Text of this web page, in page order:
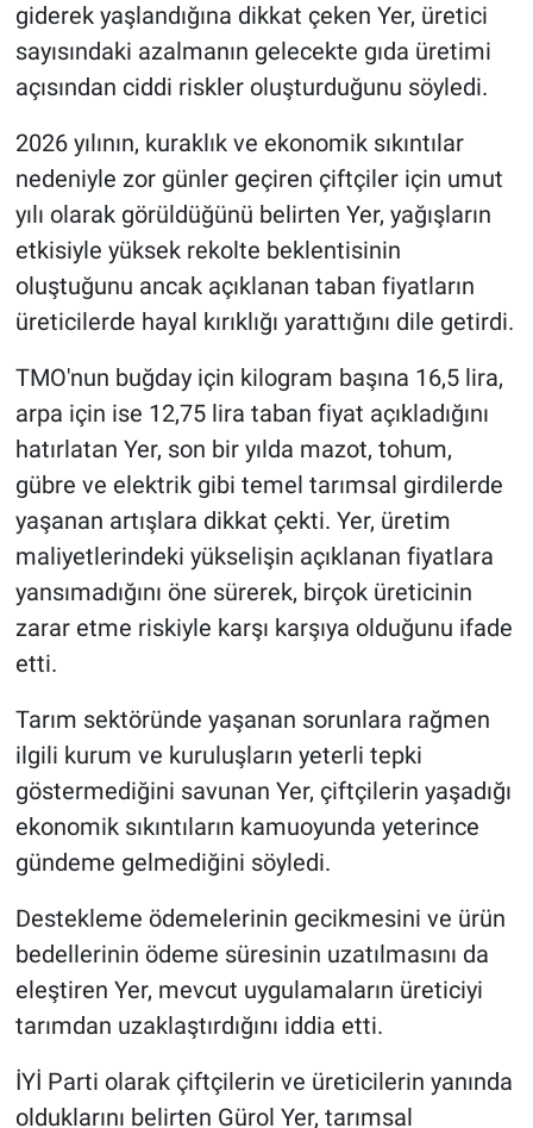
giderek yaşlandığına dikkat çeken Yer, üretici
sayısındaki azalmanın gelecekte gıda üretimi
açısından ciddi riskler oluşturduğunu söyledi.
2026 yılının, kuraklık ve ekonomik sıkıntılar
nedeniyle zor günler geçiren çiftçiler için umut
yılı olarak görüldüğünü belirten Yer, yağışların
etkisiyle yüksek rekolte beklentisinin
oluştuğunu ancak açıklanan taban fiyatların
üreticilerde hayal kırıklığı yarattığını dile getirdi.
TMO'nun buğday için kilogram başına 16,5 lira,
arpa için ise 12,75 lira taban fiyat açıkladığını
hatırlatan Yer, son bir yılda mazot, tohum,
gübre ve elektrik gibi temel tarımsal girdilerde
yaşanan artışlara dikkat çekti. Yer, üretim
maliyetlerindeki yükselişin açıklanan fiyatlara
yansımadığını öne sürerek, birçok üreticinin
zarar etme riskiyle karşı karşıya olduğunu ifade
etti.
Tarım sektöründe yaşanan sorunlara rağmen
ilgili kurum ve kuruluşların yeterli tepki
göstermediğini savunan Yer, çiftçilerin yaşadığı
ekonomik sıkıntıların kamuoyunda yeterince
gündeme gelmediğini söyledi.
Destekleme ödemelerinin gecikmesini ve ürün
bedellerinin ödeme süresinin uzatılmasını da
eleştiren Yer, mevcut uygulamaların üreticiyi
tarımdan uzaklaştırdığını iddia etti.
İYİ Parti olarak çiftçilerin ve üreticilerin yanında
olduklarını belirten Gürol Yer, tarımsal